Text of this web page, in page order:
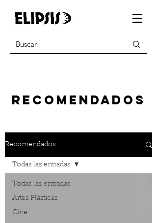
recomendados
Recomendados
Todas las entradas
Artes Plásticas
Cine
Todas las entradas